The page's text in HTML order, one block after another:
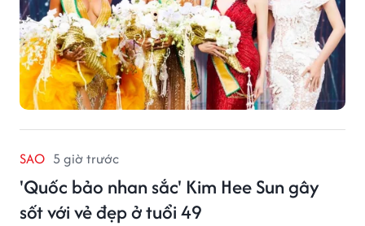
SAO 5 giờ trước
'Quốc bảo nhan sắc' Kim Hee Sun gây
sốt với vẻ đẹp ở tuổi 49